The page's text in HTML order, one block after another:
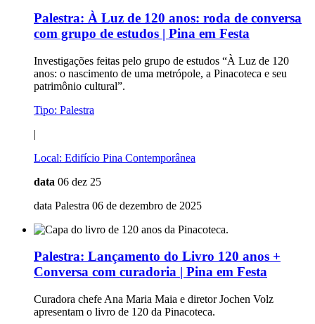
Palestra: À Luz de 120 anos: roda de conversa
com grupo de estudos | Pina em Festa
Investigações feitas pelo grupo de estudos “À Luz de 120
anos: o nascimento de uma metrópole, a Pinacoteca e seu
patrimônio cultural”.
Tipo: Palestra
|
Local: Edifício Pina Contemporânea
data 06 dez 25
data Palestra 06 de dezembro de 2025
Palestra: Lançamento do Livro 120 anos +
Conversa com curadoria | Pina em Festa
Curadora chefe Ana Maria Maia e diretor Jochen Volz
apresentam o livro de 120 da Pinacoteca.